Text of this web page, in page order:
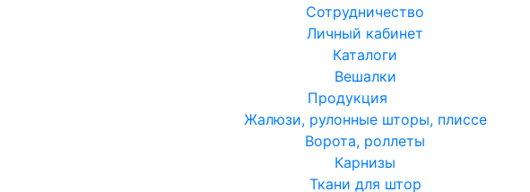
Сотрудничество
Личный кабинет
Каталоги
Вешалки
Продукция
Жалюзи, рулонные шторы, плиссе
Ворота, роллеты
Карнизы
Ткани для штор